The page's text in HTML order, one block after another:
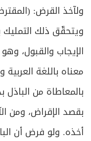
ولآخذ القرض:
ويتحقّق ذلك
الإيجاب والقبول،
معناه باللغة
بالمعاطاة من الباذل
بقصد الإقراض، ومن
أخذه. ولو فرض أن
ص
159 المبحث الأول:
ص
161 المبحث الثاني:
165 المبحث
ص
166 المبحث
ص168 المبحث